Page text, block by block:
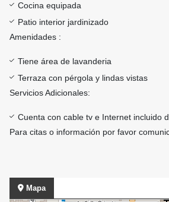
Cocina equipada
Patio interior jardinizado
Amenidades :
Tiene área de lavanderia
Terraza con pérgola y lindas vistas
Servicios Adicionales:
Cuenta con cable tv e Internet incluido
Para citas o información por favor
Mapa